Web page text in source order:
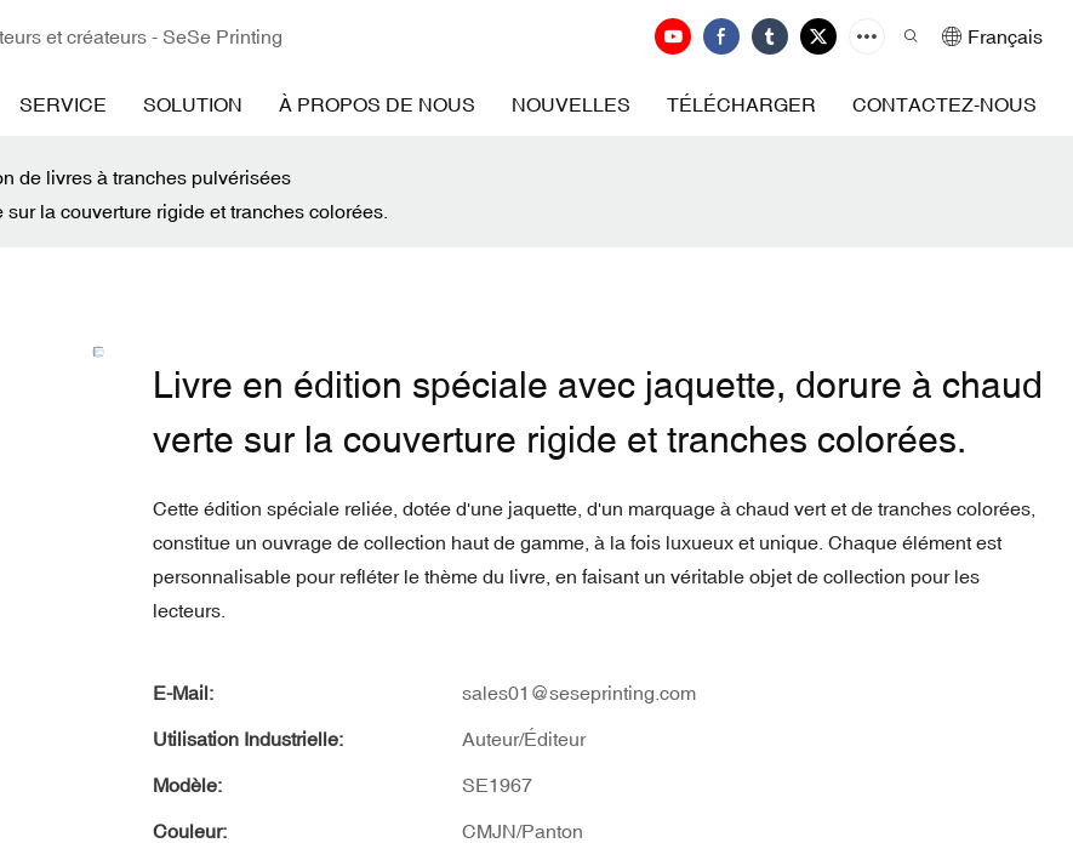
et créateurs - SeSe Printing Français
SERVICE SOLUTION À PROPOS DE NOUS NOUVELLES TÉLÉCHARGER CONTACTEZ-NOUS
de livres à tranches pulvérisées
la couverture rigide et tranches colorées.
Livre en édition spéciale avec jaquette, dorure à chaud
verte sur la couverture rigide et tranches colorées.
Cette édition spéciale reliée, dotée d'une jaquette, d'un marquage à chaud vert et de tranches colorées,
constitue un ouvrage de collection haut de gamme, à la fois luxueux et unique. Chaque élément est
personnalisable pour refléter le thème du livre, en faisant un véritable objet de collection pour les
lecteurs.
E-Mail: sales01@seseprinting.com
Utilisation Industrielle: Auteur/Éditeur
Modèle: SE1967
Couleur: CMJN/Panton